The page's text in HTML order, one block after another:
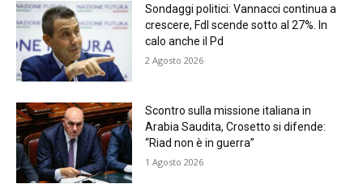
Sondaggi politici: Vannacci continua a
crescere, FdI scende sotto al 27%. In
calo anche il Pd
2 Agosto 2026
Scontro sulla missione italiana in
Arabia Saudita, Crosetto si difende:
“Riad non è in guerra”
1 Agosto 2026